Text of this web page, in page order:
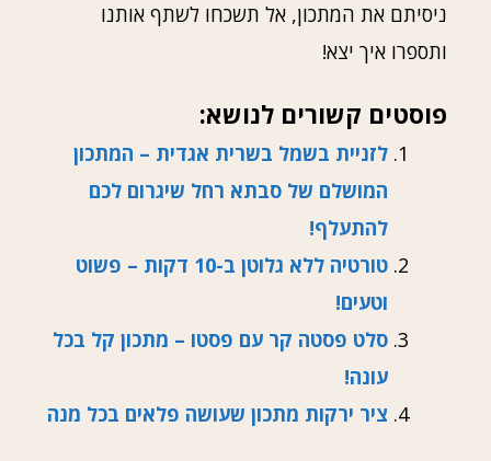
ניסיתם את המתכון, אל תשכחו לשתף אותנו
ותספרו איך יצא!
פוסטים קשורים לנושא:
לזניית בשמל בשרית אגדית – המתכון
המושלם של סבתא רחל שיגרום לכם
להתעלף!
טורטיה ללא גלוטן ב-10 דקות – פשוט
וטעים!
סלט פסטה קר עם פסטו – מתכון קל בכל
עונה!
ציר ירקות מתכון שעושה פלאים בכל מנה